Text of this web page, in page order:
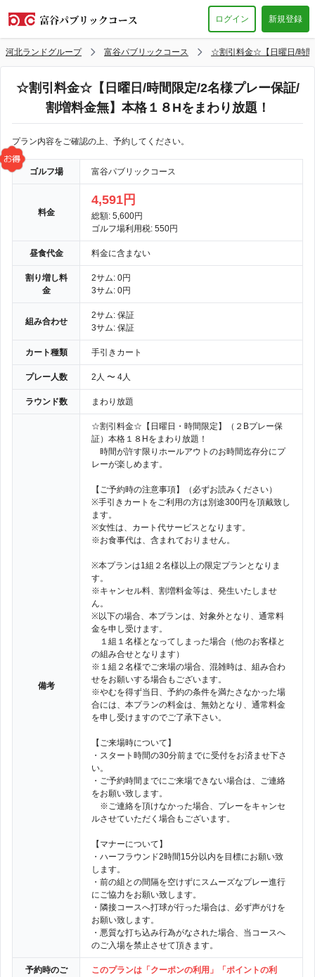
ログイン 新規登録
河北ランドグループ 富谷パブリックコース ☆割引料金☆【日曜日/時間
☆割引料金☆【日曜日/時間限定/2名様プレー保証/
割増料金無】本格１８Hをまわり放題！
プラン内容をご確認の上、予約してください。
ゴルフ場 富谷パブリックコース
料金
4,591円
総額: 5,600円
ゴルフ場利用税: 550円
昼食代金 料金に含まない
割り増し料
金
2サム: 0円
3サム: 0円
組み合わせ
2サム: 保証
3サム: 保証
カート種類 手引きカート
プレー人数 2人 〜 4人
ラウンド数 まわり放題
備考
☆割引料金☆【日曜日・時間限定】（２Bプレー保
証）本格１８Hをまわり放題！
時間が許す限りホールアウトのお時間迄存分にプ
レーが楽しめます。
【ご予約時の注意事項】（必ずお読みください）
※手引きカートをご利用の方は別途300円を頂戴致し
ます。
※女性は、カート代サービスとなります。
※お食事代は、含まれておりません。
※本プランは1組２名様以上の限定プランとなりま
す。
※キャンセル料、割増料金等は、発生いたしませ
ん。
※以下の場合、本プランは、対象外となり、通常料
金を申し受けます。
１組１名様となってしまった場合（他のお客様と
の組み合せとなります）
※１組２名様でご来場の場合、混雑時は、組み合わ
せをお願いする場合もございます。
※やむを得ず当日、予約の条件を満たさなかった場
合には、本プランの料金は、無効となり、通常料金
を申し受けますのでご了承下さい。
【ご来場時について】
・スタート時間の30分前までに受付をお済ませ下さ
い。
・ご予約時間までにご来場できない場合は、ご連絡
をお願い致します。
※ご連絡を頂けなかった場合、プレーをキャンセ
ルさせていただく場合もございます。
【マナーについて】
・ハーフラウンド2時間15分以内を目標にお願い致
します。
・前の組との間隔を空けずにスムーズなプレー進行
にご協力をお願い致します。
・隣接コースへ打球が行った場合は、必ず声がけを
お願い致します。
・悪質な打ち込み行為がなされた場合、当コースへ
のご入場を禁止させて頂きます。
予約時のご
このプランは「クーポンの利用」「ポイントの利